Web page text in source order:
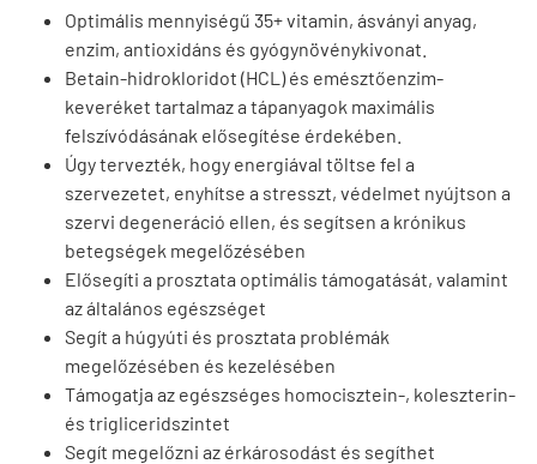
Optimális mennyiségű 35+ vitamin, ásványi anyag,
enzim, antioxidáns és gyógynövénykivonat.
Betain-hidrokloridot (HCL) és emésztőenzim-
keveréket tartalmaz a tápanyagok maximális
felszívódásának elősegítése érdekében.
Úgy tervezték, hogy energiával töltse fel a
szervezetet, enyhítse a stresszt, védelmet nyújtson a
szervi degeneráció ellen, és segítsen a krónikus
betegségek megelőzésében
Elősegíti a prosztata optimális támogatását, valamint
az általános egészséget
Segít a húgyúti és prosztata problémák
megelőzésében és kezelésében
Támogatja az egészséges homocisztein-, koleszterin-
és trigliceridszintet
Segít megelőzni az érkárosodást és segíthet